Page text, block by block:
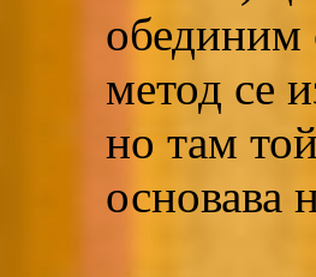
обединим
метод се
но там
основава